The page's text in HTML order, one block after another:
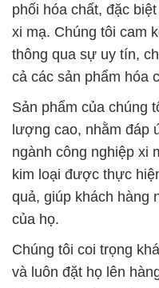
phối hóa chất, đặc
xi mạ. Chúng tôi cam
thông qua sự uy tín,
cả các sản phẩm hóa
Sản phẩm của chúng
lượng cao, nhằm đáp
ngành công nghiệp xi
kim loại được thực
quả, giúp khách hàng
của họ.
Chúng tôi coi trọng
và luôn đặt họ lên